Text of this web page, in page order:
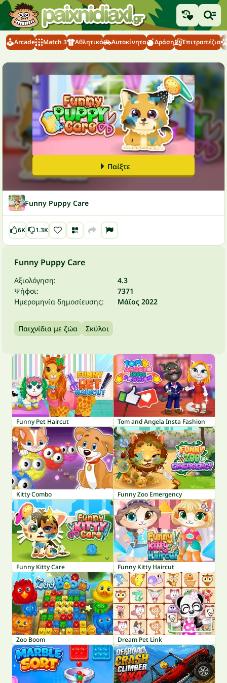
Arcade Match 3 Αθλητικά Αυτοκίνητα Δράση Επιτραπέζια
Παίξτε
Funny Puppy Care
6K 1.3K
Funny Puppy Care
Αξιολόγηση:
4.3
Ψήφοι:
7371
Ημερομηνία δημοσίευσης:
Μάϊος 2022
Παιχνίδια με ζώα Σκύλοι
Funny Pet Haircut Tom and Angela Insta Fashion
Kitty Combo Funny Zoo Emergency
Funny Kitty Care Funny Kitty Haircut
Zoo Boom Dream Pet Link